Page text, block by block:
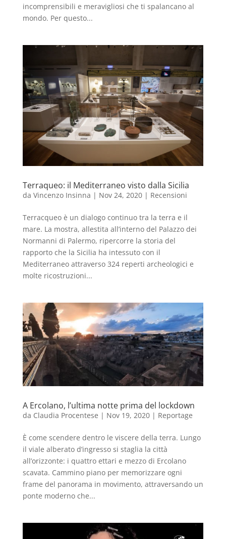
incomprensibili e meravigliosi che ti spalancano al
mondo. Per questo...
Terraqueo: il Mediterraneo visto dalla Sicilia
da Vincenzo Insinna | Nov 24, 2020| Recensioni
Terracqueo è un dialogo continuo tra la terra e il
mare. La mostra, allestita all’interno del Palazzo dei
Normanni di Palermo, ripercorre la storia del
rapporto che la Sicilia ha intessuto con il
Mediterraneo attraverso 324 reperti archeologici e
molte ricostruzioni...
A Ercolano, l’ultima notte prima del lockdown
da Claudia Procentese | Nov 19, 2020| Reportage
È come scendere dentro le viscere della terra. Lungo
il viale alberato d’ingresso si staglia la città
all’orizzonte: i quattro ettari e mezzo di Ercolano
scavata. Cammino piano per memorizzare ogni
frame del panorama in movimento, attraversando un
ponte moderno che...